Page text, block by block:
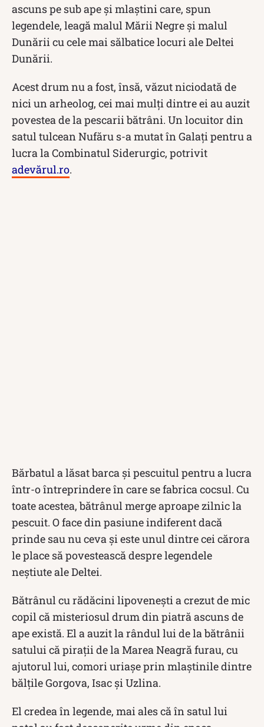
ascuns pe sub ape și mlaștini care, spun
legendele, leagă malul Mării Negre și malul
Dunării cu cele mai sălbatice locuri ale Deltei
Dunării.
Acest drum nu a fost, însă, văzut niciodată de
nici un arheolog, cei mai mulți dintre ei au auzit
povestea de la pescarii bătrâni. Un locuitor din
satul tulcean Nufăru s-a mutat în Galați pentru a
lucra la Combinatul Siderurgic, potrivit
adevărul.ro.
Bărbatul a lăsat barca și pescuitul pentru a lucra
într-o întreprindere în care se fabrica cocsul. Cu
toate acestea, bătrânul merge aproape zilnic la
pescuit. O face din pasiune indiferent dacă
prinde sau nu ceva și este unul dintre cei cărora
le place să povestească despre legendele
neștiute ale Deltei.
Bătrânul cu rădăcini lipovenești a crezut de mic
copil că misteriosul drum din piatră ascuns de
ape există. El a auzit la rândul lui de la bătrânii
satului că piraţii de la Marea Neagră furau, cu
ajutorul lui, comori uriaşe prin mlaștinile dintre
bălţile Gorgova, Isac şi Uzlina.
El credea în legende, mai ales că în satul lui